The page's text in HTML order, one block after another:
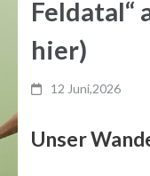
Feldatal“
hier)
12 Juni,2026
Unser